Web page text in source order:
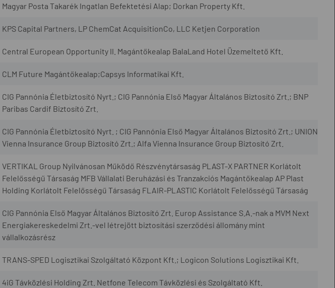
Magyar Posta Takarék Ingatlan Befektetési Alap; Dorkan Property Kft.
KPS Capital Partners, LP ChemCat AcquisitionCo, LLC Ketjen Corporation
Central European Opportunity II. Magántőkealap BalaLand Hotel Üzemeltető Kft.
CLM Future Magántőkealap;Capsys Informatikai Kft.
CIG Pannónia Életbiztosító Nyrt.; CIG Pannónia Első Magyar Általános Biztosító Zrt.; BNP
Paribas Cardif Biztosító Zrt.
CIG Pannónia Életbiztosító Nyrt. ; CIG Pannónia Első Magyar Általános Biztosító Zrt.; UNION
Vienna Insurance Group Biztosító Zrt.; Alfa Vienna Insurance Group Biztosító Zrt.
VERTIKAL Group Nyilvánosan Működő Részvénytársaság PLAST-X PARTNER Korlátolt
Felelősségű Társaság MFB Vállalati Beruházási és Tranzakciós Magántőkealap AP Plast
Holding Korlátolt Felelősségű Társaság FLAIR-PLASTIC Korlátolt Felelősségű Társaság
CIG Pannónia Első Magyar Általános Biztosító Zrt. Europ Assistance S.A.-nak a MVM Next
Energiakereskedelmi Zrt.-vel létrejött biztosítási szerződési állomány mint
vállalkozásrész
TRANS-SPED Logisztikai Szolgáltató Központ Kft.; Logicon Solutions Logisztikai Kft.
4iG Távközlési Holding Zrt. Netfone Telecom Távközlési és Szolgáltató Kft.